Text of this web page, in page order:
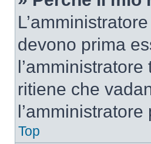
devono prima
ritiene che
Top